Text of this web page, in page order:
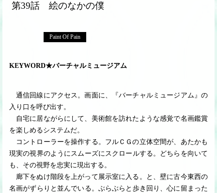
第39話 絵のなかの僕
Paint Of Pain
KEYWORD★バーチャルミュージアム
通信回線にアクセス。画面に、『バーチャルミュージアム』の
入り口を呼び出す。
自宅に居ながらにして、美術館を訪れたような感覚で名画鑑賞
を楽しめるシステムだ。
コントローラーを操作する。フルＣＧの立体空間が、あたかも
現実の視界のようにスムーズにスクロールする。どちらを向いて
も、その視野を忠実に現出する。
廊下をぬけ階段を上がって展示室に入る。と、壁に古今東西の
名画がずらりと並んでいる。ぶらぶらと歩き回り、心に留まった